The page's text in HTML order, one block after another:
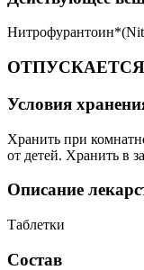
Условия
Хранить при
от детей. Хранить в
Описание
Таблетки
Состав